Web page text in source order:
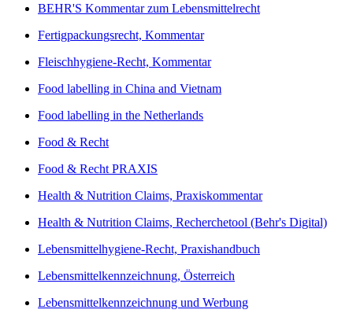
BEHR'S Kommentar zum Lebensmittelrecht
Fertigpackungsrecht, Kommentar
Fleischhygiene-Recht, Kommentar
Food labelling in China and Vietnam
Food labelling in the Netherlands
Food & Recht
Food & Recht PRAXIS
Health & Nutrition Claims, Praxiskommentar
Health & Nutrition Claims, Recherchetool (Behr's Digital)
Lebensmittelhygiene-Recht, Praxishandbuch
Lebensmittelkennzeichnung, Österreich
Lebensmittelkennzeichnung und Werbung